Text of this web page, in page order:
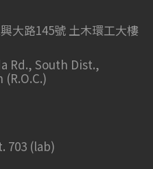
大路145號 土木環工大樓
Rd., South Dist.,
703 (lab)